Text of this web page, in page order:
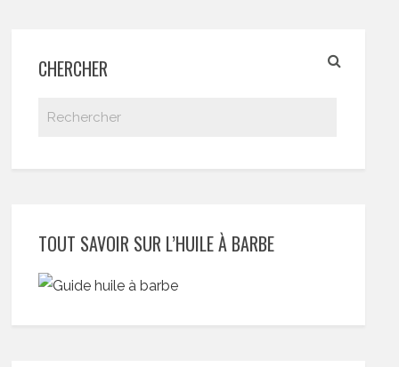
CHERCHER
TOUT SAVOIR SUR L’HUILE À BARBE